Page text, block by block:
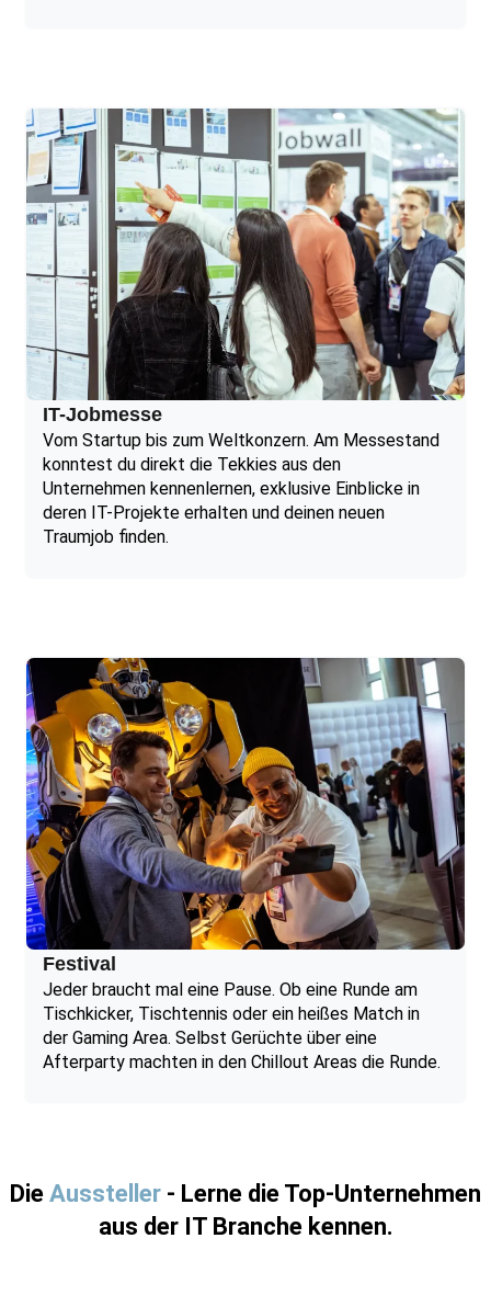
IT-Jobmesse
Vom Startup bis zum Weltkonzern. Am Messestand
konntest du direkt die Tekkies aus den
Unternehmen kennenlernen, exklusive Einblicke in
deren IT-Projekte erhalten und deinen neuen
Traumjob finden.
Festival
Jeder braucht mal eine Pause. Ob eine Runde am
Tischkicker, Tischtennis oder ein heißes Match in
der Gaming Area. Selbst Gerüchte über eine
Afterparty machten in den Chillout Areas die Runde.
Die Aussteller - Lerne die Top-Unternehmen
aus der IT Branche kennen.